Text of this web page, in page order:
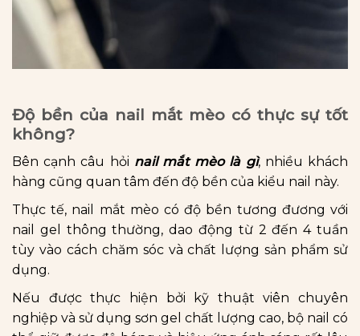
Độ bền của nail mắt mèo có thực sự tốt
không?
Bên cạnh câu hỏi nail mắt mèo là gì, nhiều khách
hàng cũng quan tâm đến độ bền của kiểu nail này.
Thực tế, nail mắt mèo có độ bền tương đương với
nail gel thông thường, dao động từ 2 đến 4 tuần
tùy vào cách chăm sóc và chất lượng sản phẩm sử
dụng.
Nếu được thực hiện bởi kỹ thuật viên chuyên
nghiệp và sử dụng sơn gel chất lượng cao, bộ nail có